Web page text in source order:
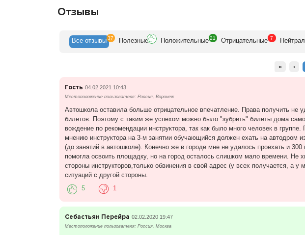
Мы не коммерческая организация. Наша задача не заработать на вас
ПОВЫСИТЬ БЕЗОПАСНОСТЬ НА ДОРОГАХ ПУТЕМ КАЧЕСТВЕННОЙ
Отзывы
Все отзывы 37 Полезные Положительные 21 Отрицательные 7 Нейтр
« ‹
Гость 04.02.2021 10:43
Местоположение пользователя: Россия, Воронеж
Автошкола оставила больше отрицательное впечатление. Права получить не
билетов. Поэтому с таким же успехом можно было "зубрить" билеты дома
вождение по рекомендации инструктора, так как было много человек в
мнению инструктора на 3-м занятии обучающийся должен ехать на автодром
(до занятий в автошколе). Конечно же в городе мне не удалось проехать и
помогла освоить площадку, но на город осталось слишком мало времени. Не
стороны инструкторов,только обвинения в свой адрес (у всех получается, а
ситуаций с другой стороны.
5 1
Себастьян Перейра 02.02.2020 19:47
Местоположение пользователя: Россия, Москва